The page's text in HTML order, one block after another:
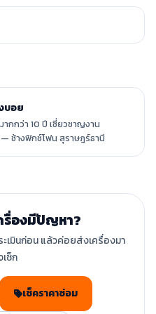
บอย
กกว่า 10 ปี เชี่ยวชาญงาน
ช้างฟิกซ์โฟน สุราษฎร์ธานี
รื่องมีปัญหา?
เมินก่อน แล้วค่อยส่งเครื่องมา
ช็ก
เช็คราคาซ่อม